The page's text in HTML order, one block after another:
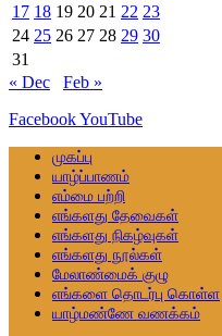
17 18 19 20 21 22 23
24 25 26 27 28 29 30
31
« Dec
Feb »
FacebookYouTube
முகப்பு
யாழ்ப்பாணம்
எம்மை பற்றி
எங்களது தேவைகள்
எங்களது நிகழ்வுகள்
எங்களது நூல்கள்
மேலாண்மைக் குழு
எங்களை தொடர்பு கொள்ள
யாழ்மண்ணே வணக்கம்